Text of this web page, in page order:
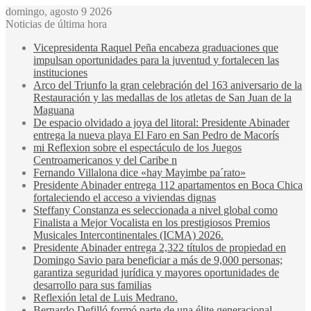
domingo, agosto 9 2026
Noticias de última hora
Vicepresidenta Raquel Peña encabeza graduaciones que
impulsan oportunidades para la juventud y fortalecen las
instituciones
Arco del Triunfo la gran celebración del 163 aniversario de la
Restauración y las medallas de los atletas de San Juan de la
Maguana
De espacio olvidado a joya del litoral: Presidente Abinader
entrega la nueva playa El Faro en San Pedro de Macorís
mi Reflexion sobre el espectáculo de los Juegos
Centroamericanos y del Caribe n
Fernando Villalona dice «hay Mayimbe pa´rato»
Presidente Abinader entrega 112 apartamentos en Boca Chica
fortaleciendo el acceso a viviendas dignas
Steffany Constanza es seleccionada a nivel global como
Finalista a Mejor Vocalista en los prestigiosos Premios
Musicales Intercontinentales (ICMA) 2026.
Presidente Abinader entrega 2,322 títulos de propiedad en
Domingo Savio para beneficiar a más de 9,000 personas;
garantiza seguridad jurídica y mayores oportunidades de
desarrollo para sus familias
Reflexión letal de Luis Medrano.